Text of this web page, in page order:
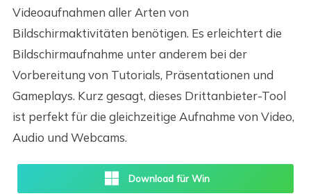
Videoaufnahmen aller Arten von
Bildschirmaktivitäten benötigen. Es erleichtert die
Bildschirmaufnahme unter anderem bei der
Vorbereitung von Tutorials, Präsentationen und
Gameplays. Kurz gesagt, dieses Drittanbieter-Tool
ist perfekt für die gleichzeitige Aufnahme von Video,
Audio und Webcams.
Download für Win